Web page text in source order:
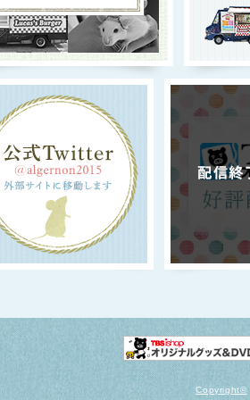
Copyright©